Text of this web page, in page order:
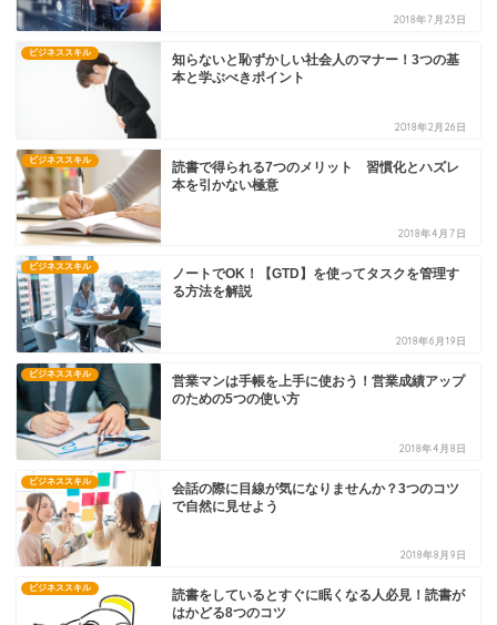
2018年7月23日
ビジネススキル
知らないと恥ずかしい社会人のマナー！3つの基
本と学ぶべきポイント
2018年2月26日
ビジネススキル
読書で得られる7つのメリット 習慣化とハズレ
本を引かない極意
2018年4月7日
ビジネススキル
ノートでOK！【GTD】を使ってタスクを管理す
る方法を解説
2018年6月19日
ビジネススキル
営業マンは手帳を上手に使おう！営業成績アップ
のための5つの使い方
2018年4月8日
ビジネススキル
会話の際に目線が気になりませんか？3つのコツ
で自然に見せよう
2018年8月9日
ビジネススキル
読書をしているとすぐに眠くなる人必見！読書が
はかどる8つのコツ